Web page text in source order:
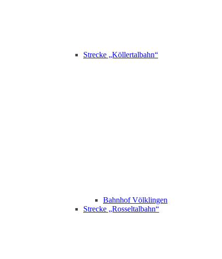
Strecke „Köllertalbahn“
Bahnhof Völklingen
Strecke „Rosseltalbahn“